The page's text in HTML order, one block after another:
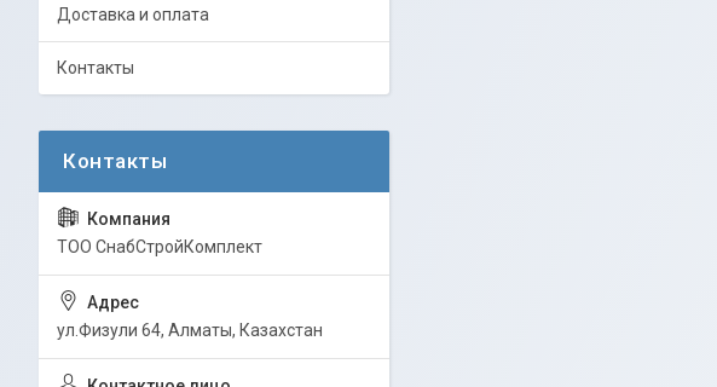
Доставка и оплата
Контакты
ТОО СнабСтройКомплект
ул.Физули 64, Алматы, Казахстан